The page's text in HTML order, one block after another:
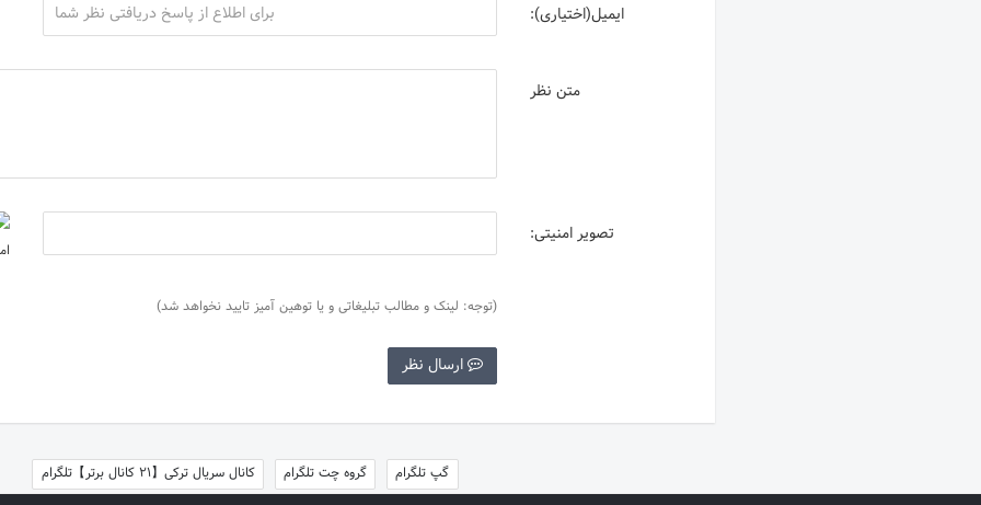
ایمیل(اختیاری):
متن نظر
تصویر امنیتی:
(توجه: لینک و مطالب تبلیغاتی و یا توهین آمیز تایید نخواهد شد)
ارسال نظر
گپ تلگرام گروه چت تلگرام کانال سریال ترکی【21 کانال برتر】تلگرام